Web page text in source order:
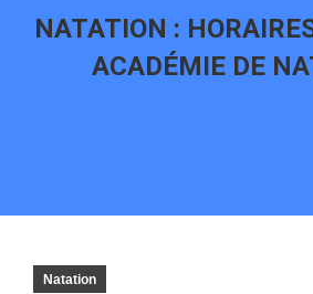
NATATION :
ACADÉMIE DE
Natation